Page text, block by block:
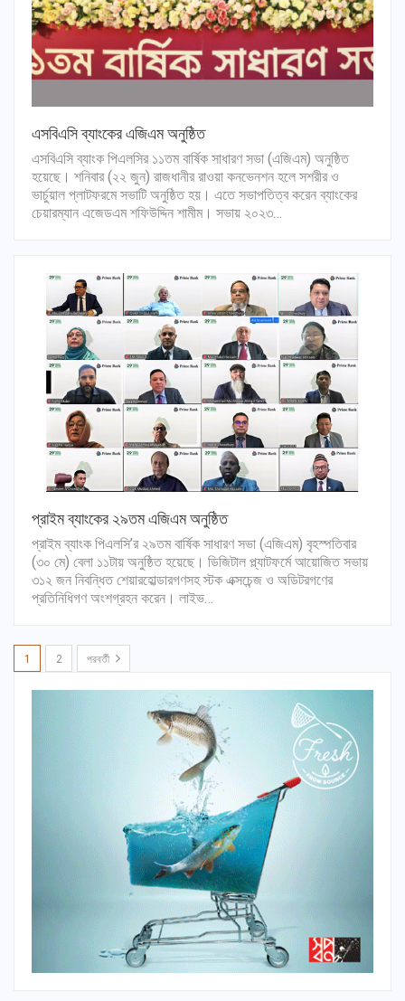
এসবিএসি ব্যাংকের এজিএম অনুষ্ঠিত
এসবিএসি ব্যাংক পিএলসির ১১তম বার্ষিক সাধারণ সভা (এজিএম) অনুষ্ঠিত
হয়েছে। শনিবার (২২ জুন) রাজধানীর রাওয়া কনভেনশন হলে সশরীর ও
ভার্চুয়াল প্লাটফরমে সভাটি অনুষ্ঠিত হয়। এতে সভাপতিত্ব করেন ব্যাংকের
চেয়ারম্যান এজেডএম শফিউদ্দিন শামীম। সভায় ২০২৩…
প্রাইম ব্যাংকের ২৯তম এজিএম অনুষ্ঠিত
প্রাইম ব্যাংক পিএলসি’র ২৯তম বার্ষিক সাধারণ সভা (এজিএম) বৃহস্পতিবার
(৩০ মে) বেলা ১১টায় অনুষ্ঠিত হয়েছে। ডিজিটাল প্ল্যাটফর্মে আয়োজিত সভায়
৩১২ জন নিবন্ধিত শেয়ারহোল্ডারগণসহ স্টক এক্সচেন্জ ও অডিটরগণের
প্রতিনিধিগণ অংশগ্রহন করেন। লাইভ…
1 2 পরবর্তী